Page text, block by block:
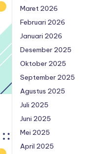
Maret 2026
Februari 2026
Januari 2026
Desember 2025
Oktober 2025
September 2025
Agustus 2025
Juli 2025
Juni 2025
Mei 2025
April 2025